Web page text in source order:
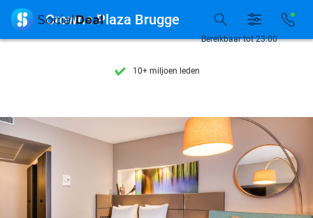
7 dagen per week beschikbaar
7 dagen per week beschikbaar
10+ miljoen leden
Bereikbaar tot 23:00
 Crowne Plaza Brugge